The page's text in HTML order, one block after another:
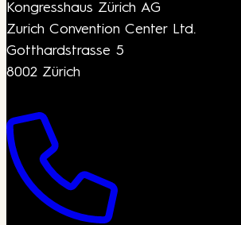
Kongresshaus Zürich AG
Zurich Convention Center Ltd.
Gotthardstrasse 5
8002 Zürich